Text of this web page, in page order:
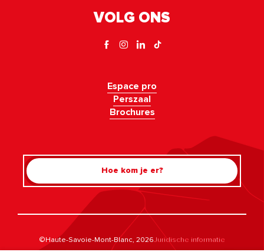
Rechercher
VOLG ONS
Espace pro
Perszaal
Brochures
Hoe kom je er?
©Haute-Savoie-Mont-Blanc, 2026Juridische informatie